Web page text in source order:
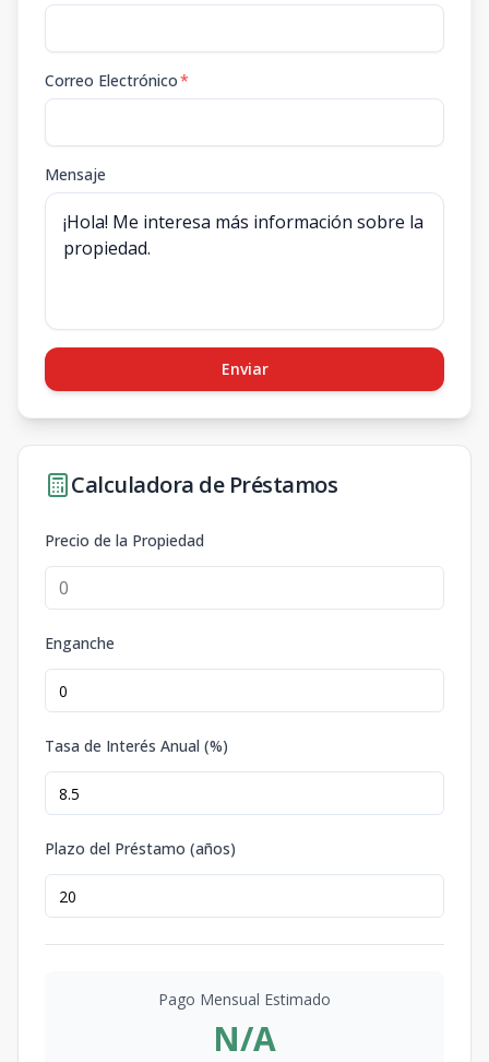
Correo Electrónico*
Mensaje
Enviar
Calculadora de Préstamos
Precio de la Propiedad
Enganche
Tasa de Interés Anual (%)
Plazo del Préstamo (años)
Pago Mensual Estimado
N/A